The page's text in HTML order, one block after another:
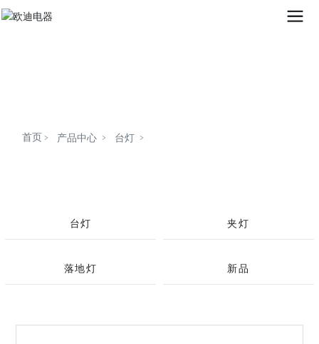
首页 产品中心 台灯
台灯 夹灯
落地灯 新品